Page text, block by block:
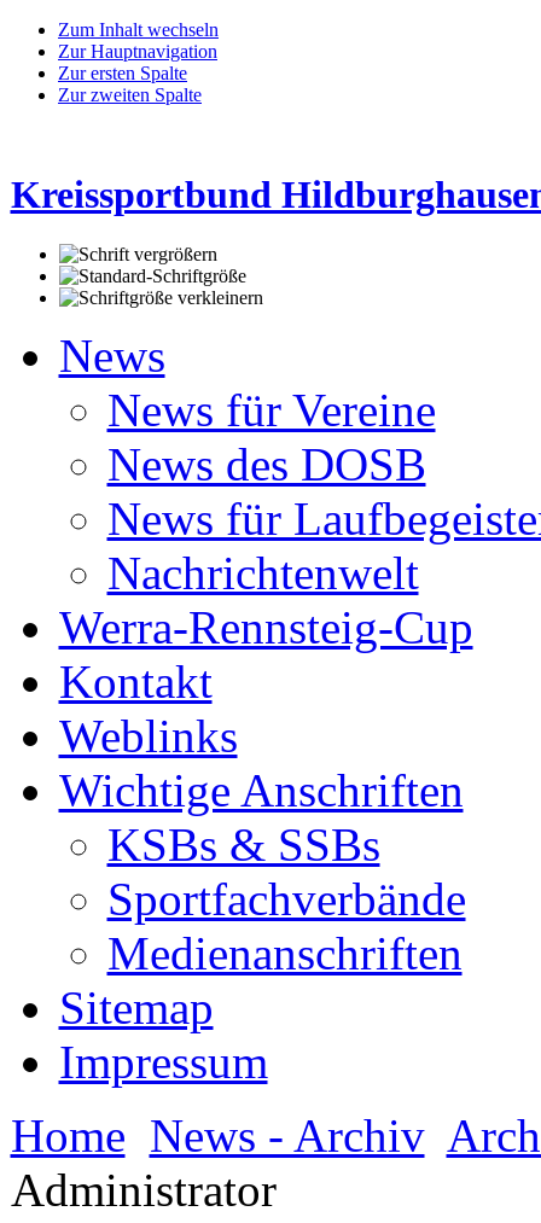
Zum Inhalt wechseln
Zur Hauptnavigation
Zur ersten Spalte
Zur zweiten Spalte
Kreissportbund
News
News für Vereine
News des DOSB
News für
Nachrichtenwelt
Werra-Rennsteig-Cup
Kontakt
Weblinks
Wichtige Anschriften
KSBs & SSBs
Sportfachverbände
Medienanschriften
Sitemap
Impressum
Home News - Archiv
Administrator